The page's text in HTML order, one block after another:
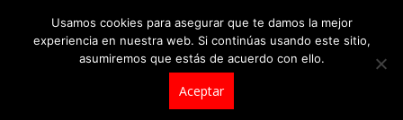
Usamos cookies para asegurar que te damos la mejor
experiencia en nuestra web. Si continúas usando este sitio,
asumiremos que estás de acuerdo con ello.
Aceptar